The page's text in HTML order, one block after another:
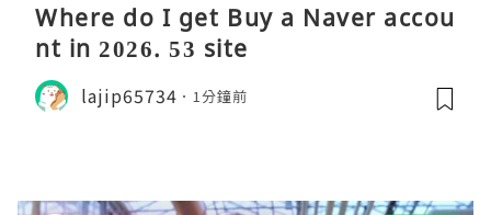
Where do I get Buy a Naver accou
nt in 2026. 53 site
lajip65734 1分鐘前